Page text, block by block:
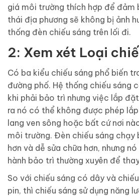
giá môi trường thích hợp để đảm
thái địa phương sẽ không bị ảnh
thống đèn chiếu sáng trên lối đi.
2: Xem xét Loại
Có ba kiểu chiếu sáng phổ biến
đường phố. Hệ thống chiếu sáng
khi phải bảo trì nhưng việc lắp
ra nó có thể không được phép
lang ven sông hoặc bất cứ nơi
môi trường. Đèn chiếu sáng chạy
hơn và dễ sửa chữa hơn, nhưng
hành bảo trì thường xuyên để
So với chiếu sáng có dây và
pin, thì chiếu sáng sử dụng năng